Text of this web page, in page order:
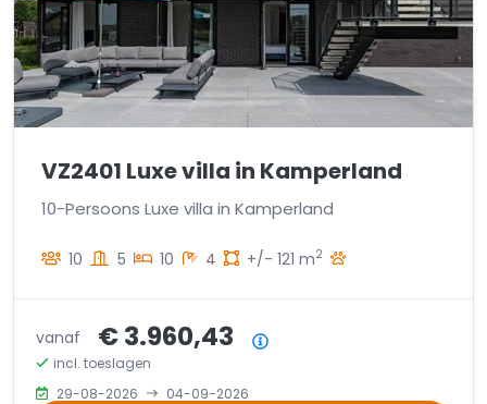
VZ2401 Luxe villa in Kamperland
10-Persoons Luxe villa in Kamperland
10 5 10 4 +/- 121 m2
vanaf € 3.960,43
incl. toeslagen
29-08-2026
04-09-2026